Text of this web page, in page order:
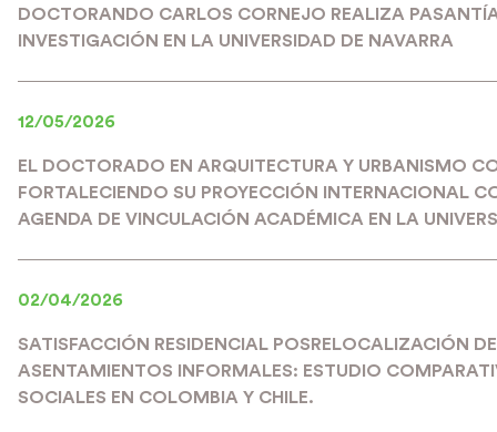
DOCTORANDO CARLOS CORNEJO REALIZA
INVESTIGACIÓN EN LA UNIVERSIDAD DE NAVARRA
12/05/2026
EL DOCTORADO EN ARQUITECTURA Y URBANISMO
FORTALECIENDO SU PROYECCIÓN INTERNACIONAL
AGENDA DE VINCULACIÓN ACADÉMICA EN LA
02/04/2026
SATISFACCIÓN RESIDENCIAL POSRELOCALIZACIÓN DE
ASENTAMIENTOS INFORMALES: ESTUDIO
SOCIALES EN COLOMBIA Y CHILE.